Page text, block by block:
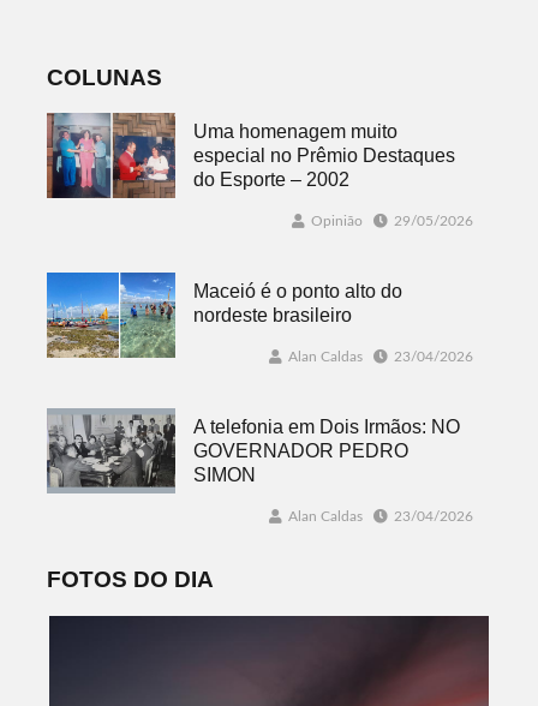
COLUNAS
Uma homenagem muito
especial no Prêmio Destaques
do Esporte – 2002
Opinião 29/05/2026
Maceió é o ponto alto do
nordeste brasileiro
Alan Caldas 23/04/2026
A telefonia em Dois Irmãos: NO
GOVERNADOR PEDRO
SIMON
Alan Caldas 23/04/2026
FOTOS DO DIA